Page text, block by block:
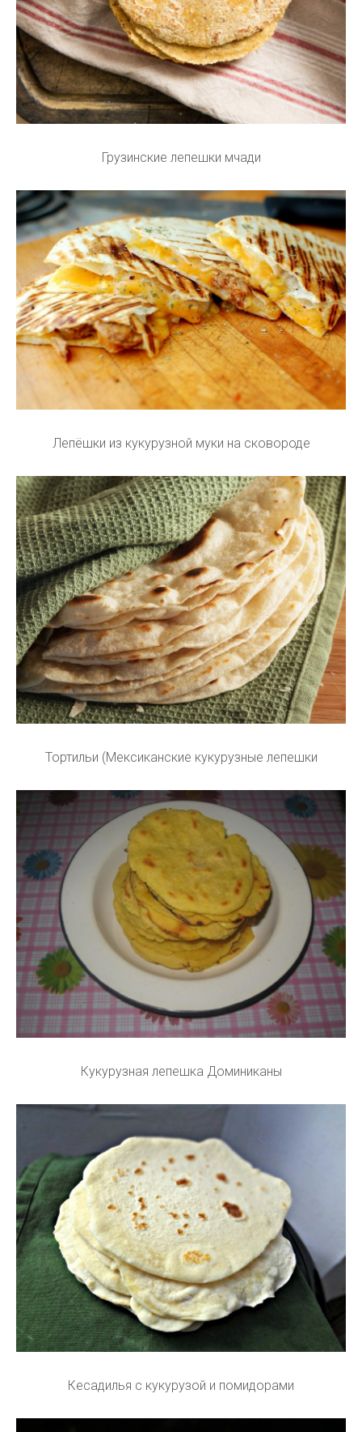
Грузинские лепешки мчади
Лепёшки из кукурузной муки на сковороде
Тортильи (Мексиканские кукурузные лепешки
Кукурузная лепешка Доминиканы
Кесадилья с кукурузой и помидорами